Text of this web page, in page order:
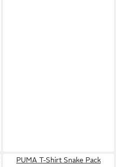
PUMA T-Shirt Snake Pack